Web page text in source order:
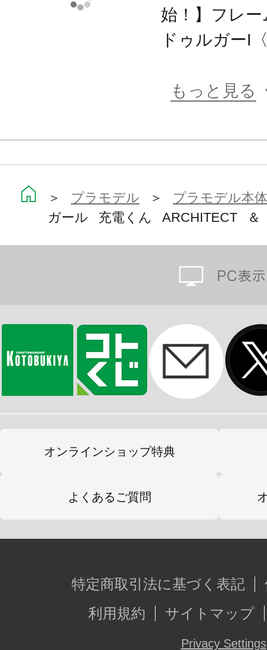
始！】フレ
ドゥルガーI
もっと見る
＞ プラモデル ＞ プラモデル本体
ガール 充電くん ARCHITECT
オンラインショップ特典
よくあるご質問
特定商取引法に基づく表記
利用規約
サイトマップ
Privacy Settings